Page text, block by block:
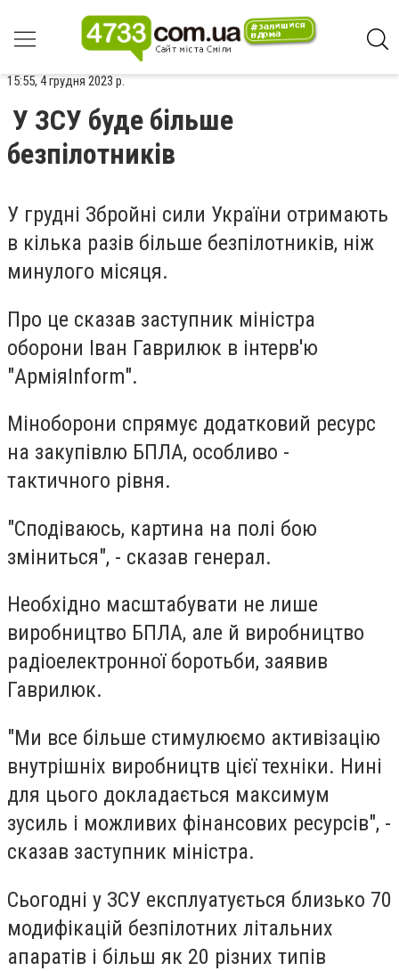
15:55, 4 грудня 2023 р.
У ЗСУ буде більше
безпілотників
У грудні Збройні сили України отримають
в кілька разів більше безпілотників, ніж
минулого місяця.
Про це сказав заступник міністра
оборони Іван Гаврилюк в інтерв'ю
"АрміяInform".
Міноборони спрямує додатковий ресурс
на закупівлю БПЛА, особливо -
тактичного рівня.
"Сподіваюсь, картина на полі бою
зміниться", - сказав генерал.
Необхідно масштабувати не лише
виробництво БПЛА, але й виробництво
радіоелектронної боротьби, заявив
Гаврилюк.
"Ми все більше стимулюємо активізацію
внутрішніх виробництв цієї техніки. Нині
для цього докладається максимум
зусиль і можливих фінансових ресурсів", -
сказав заступник міністра.
Сьогодні у ЗСУ експлуатується близько 70
модифікацій безпілотних літальних
апаратів і більш як 20 різних типів